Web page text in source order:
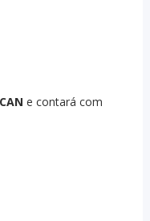
e contará com